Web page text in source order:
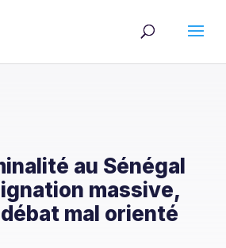
au Sénégal
massive,
mal orienté